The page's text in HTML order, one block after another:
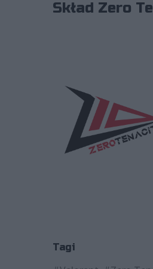
Skład Zero
Tagi